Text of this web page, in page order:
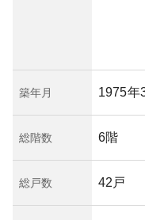
築年月 1975年
総階数 6階
総戸数 42戸